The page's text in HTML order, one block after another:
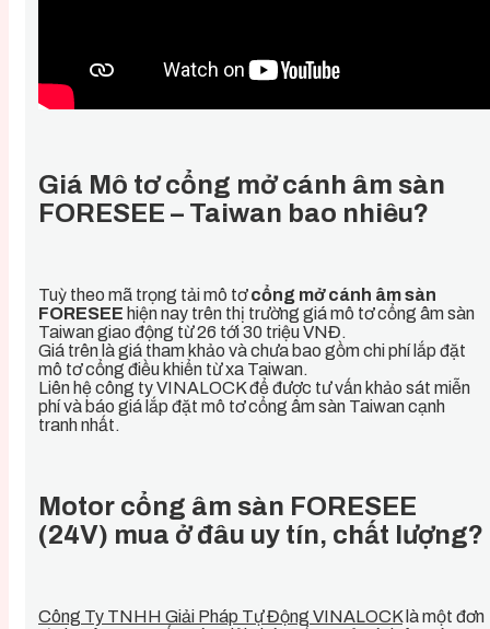
Giá Mô tơ cổng mở cánh âm sàn
FORESEE – Taiwan bao nhiêu?
Tuỳ theo mã trọng tải mô tơcổng mở cánh âm sàn
FORESEE hiện nay trên thị trường giá mô tơ cổng âm sàn
Taiwan giao động từ 26 tới 30 triệu VNĐ.
Giá trên là giá tham khảo và chưa bao gồm chi phí lắp đặt
mô tơ cổng điều khiển từ xa Taiwan.
Liên hệ công ty VINALOCK để được tư vấn khảo sát miễn
phí và báo giá lắp đặt mô tơ cổng âm sàn Taiwan cạnh
tranh nhất.
Motor cổng âm sàn FORESEE
(24V) mua ở đâu uy tín, chất lượng?
Công Ty TNHH Giải Pháp Tự Động VINALOCKlà một đơn